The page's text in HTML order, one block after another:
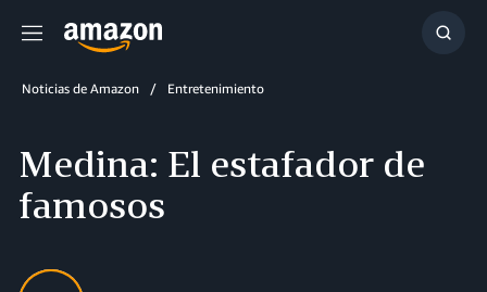
Menú
Noticias de Amazon Entretenimiento
Medina: El estafador de
famosos